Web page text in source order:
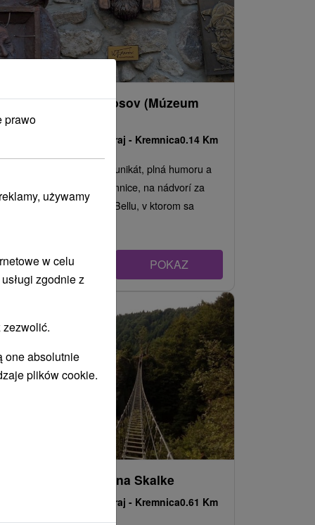
Ulička slávnych nosov (Múzeum
gýča)
Banskobystrický kraj - Kremnica0.14 Km
Unikátna ulička, svetový unikát, plná humoru a
spomienok v centre Kremnice, na nádvorí za
domom Jána Levoslava Bellu, v ktorom sa
POKAZ
Via Ferrata Komín na Skalke
Banskobystrický kraj - Kremnica0.61 Km
prawo
używamy
w celu
zgodnie z
one absolutnie
plików cookie.